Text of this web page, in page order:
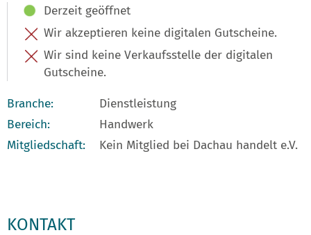
Derzeit geöffnet
Wir akzeptieren keine digitalen Gutscheine.
Wir sind keine Verkaufsstelle der digitalen
Gutscheine.
Branche:
Dienstleistung
Bereich:
Handwerk
Mitgliedschaft:
Kein Mitglied bei Dachau handelt e.V.
KONTAKT